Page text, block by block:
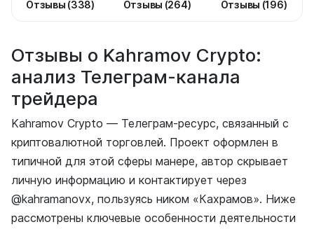
Отзывы (338)
Отзывы (264)
Отзывы (196)
Отзывы о Kahramov Crypto:
анализ Телеграм-канала
трейдера
Kahramov Crypto — Телеграм-ресурс, связанный с
криптовалютной торговлей. Проект оформлен в
типичной для этой сферы манере, автор скрывает
личную информацию и контактирует через
@kahramanovx, пользуясь ником «Кахрамов». Ниже
рассмотрены ключевые особенности деятельности